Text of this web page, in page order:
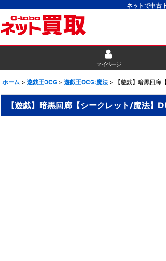
ネットで中古
マイページ
ホーム > 遊戯王OCG > 遊戯王OCG:魔法 > 【遊戯】暗黒回
【遊戯】暗黒回廊【シークレット/魔法】